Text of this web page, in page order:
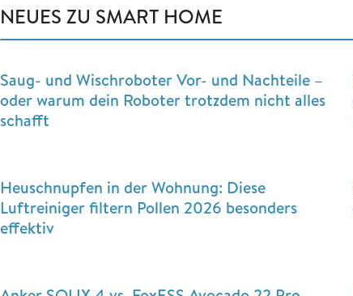
NEUES ZU SMART HOME
Saug- und Wischroboter Vor- und Nachteile –
oder warum dein Roboter trotzdem nicht alles
schafft
Heuschnupfen in der Wohnung: Diese
Luftreiniger filtern Pollen 2026 besonders
effektiv